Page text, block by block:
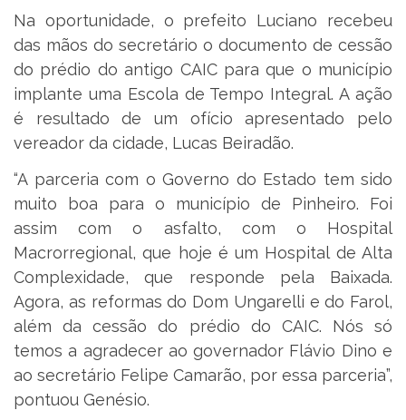
Na oportunidade, o prefeito Luciano recebeu
das mãos do secretário o documento de cessão
do prédio do antigo CAIC para que o município
implante uma Escola de Tempo Integral. A ação
é resultado de um ofício apresentado pelo
vereador da cidade, Lucas Beiradão.
“A parceria com o Governo do Estado tem sido
muito boa para o município de Pinheiro. Foi
assim com o asfalto, com o Hospital
Macrorregional, que hoje é um Hospital de Alta
Complexidade, que responde pela Baixada.
Agora, as reformas do Dom Ungarelli e do Farol,
além da cessão do prédio do CAIC. Nós só
temos a agradecer ao governador Flávio Dino e
ao secretário Felipe Camarão, por essa parceria”,
pontuou Genésio.